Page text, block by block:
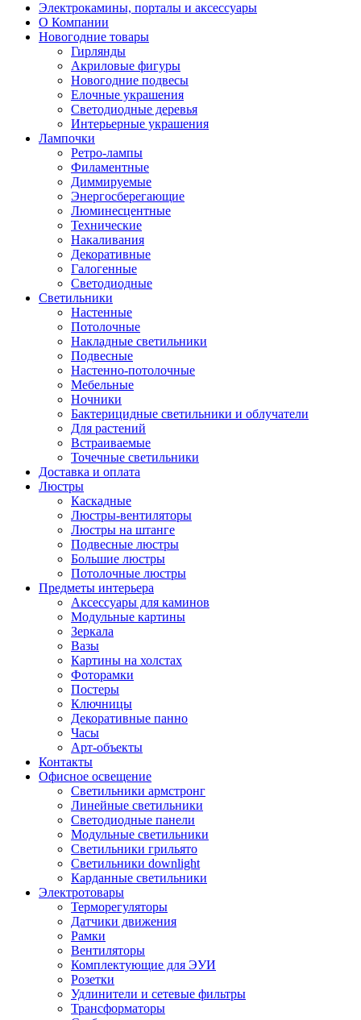
Электрокамины, порталы и аксессуары
О Компании
Новогодние товары
Гирлянды
Акриловые фигуры
Новогодние подвесы
Елочные украшения
Светодиодные деревья
Интерьерные украшения
Лампочки
Ретро-лампы
Филаментные
Диммируемые
Энергосберегающие
Люминесцентные
Технические
Накаливания
Декоративные
Галогенные
Светодиодные
Светильники
Настенные
Потолочные
Накладные светильники
Подвесные
Настенно-потолочные
Мебельные
Ночники
Бактерицидные светильники и облучатели
Для растений
Встраиваемые
Точечные светильники
Доставка и оплата
Люстры
Каскадные
Люстры-вентиляторы
Люстры на штанге
Подвесные люстры
Большие люстры
Потолочные люстры
Предметы интерьера
Аксессуары для каминов
Модульные картины
Зеркала
Вазы
Картины на холстах
Фоторамки
Постеры
Ключницы
Декоративные панно
Часы
Арт-объекты
Контакты
Офисное освещение
Светильники армстронг
Линейные светильники
Светодиодные панели
Модульные светильники
Светильники грильято
Светильники downlight
Карданные светильники
Электротовары
Терморегуляторы
Датчики движения
Рамки
Вентиляторы
Комплектующие для ЭУИ
Розетки
Удлинители и сетевые фильтры
Трансформаторы